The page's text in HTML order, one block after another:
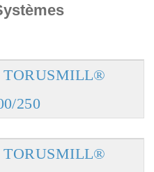
TORUSMILL®
250
TORUSMILL®